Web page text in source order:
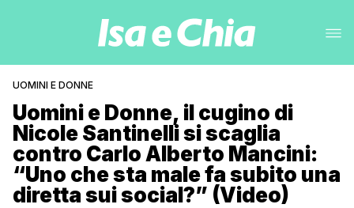
UOMINI E DONNE
Uomini e Donne, il cugino di
Nicole Santinelli si scaglia
contro Carlo Alberto Mancini:
“Uno che sta male fa subito una
diretta sui social?” (Video)